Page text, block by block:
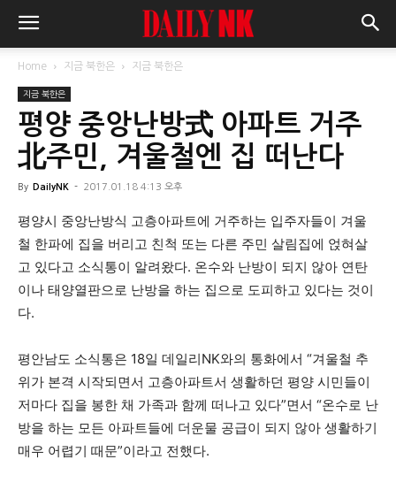
Home 지금 북한은 지금 북한은
지금 북한은
평양 중앙난방式 아파트 거주
北주민, 겨울철엔 집 떠난다
By DailyNK - 2017.01.18 4:13 오후
평양시 중앙난방식 고층아파트에 거주하는 입주자들이 겨울
철 한파에 집을 버리고 친척 또는 다른 주민 살림집에 얹혀살
고 있다고 소식통이 알려왔다. 온수와 난방이 되지 않아 연탄
이나 태양열판으로 난방을 하는 집으로 도피하고 있다는 것이
다.
평안남도 소식통은 18일 데일리NK와의 통화에서 “겨울철 추
위가 본격 시작되면서 고층아파트서 생활하던 평양 시민들이
저마다 집을 봉한 채 가족과 함께 떠나고 있다”면서 “온수로 난
방을 하는 모든 아파트들에 더운물 공급이 되지 않아 생활하기
매우 어렵기 때문”이라고 전했다.